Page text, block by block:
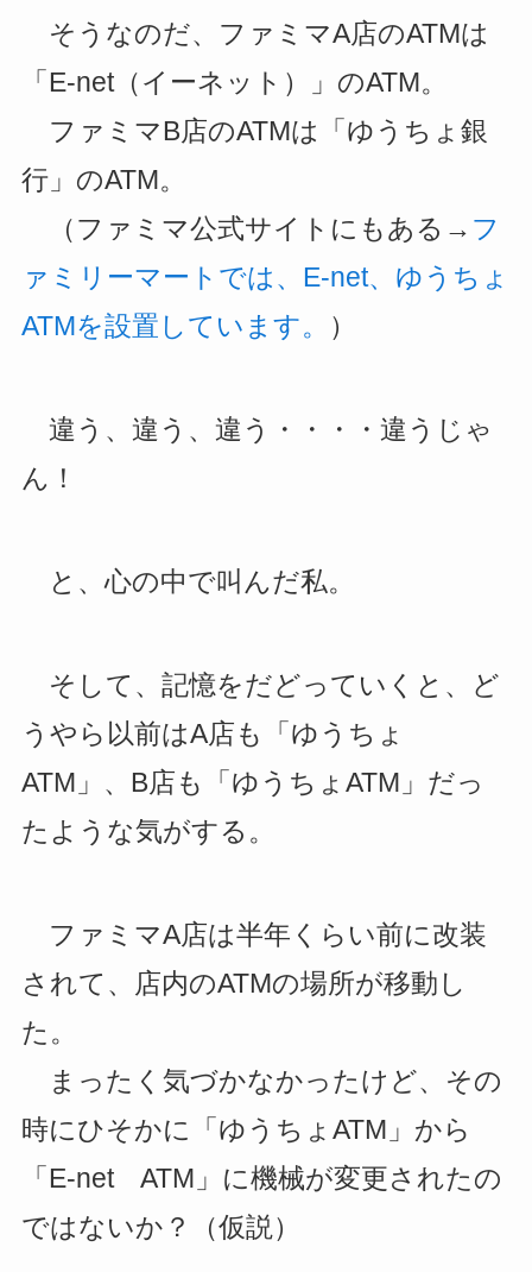
そうなのだ、ファミマA店のATMは
「E-net（イーネット）」のATM。
ファミマB店のATMは「ゆうちょ銀
行」のATM。
（ファミマ公式サイトにもある→ フ
ァミリーマートでは、E-net、ゆうちょ
ATMを設置しています。
）
違う、違う、違う・・・・違うじゃ
ん！
と、心の中で叫んだ私。
そして、記憶をだどっていくと、ど
うやら以前はA店も「ゆうちょ
ATM」、B店も「ゆうちょATM」だっ
たような気がする。
ファミマA店は半年くらい前に改装
されて、店内のATMの場所が移動し
た。
まったく気づかなかったけど、その
時にひそかに「ゆうちょATM」から
「E-net ATM」に機械が変更されたの
ではないか？（仮説）